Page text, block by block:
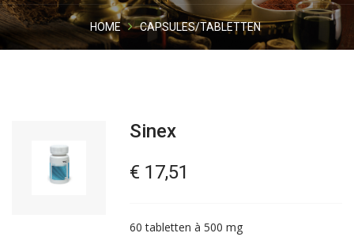
HOME CAPSULES/TABLETTEN
Sinex
€ 17,51
60 tabletten à 500 mg